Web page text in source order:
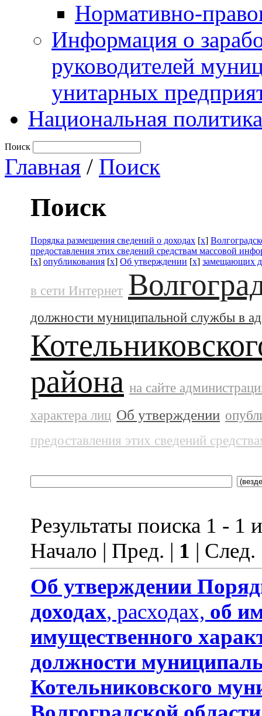
Нормативно-
Информация о
руководителей
унитарных
Национальная политика
Поиск
Главная / Поиск
Поиск
Порядка размещения сведений о доходах [x]
предоставления этих сведений средствам массовой
[x] опубликования [x] Об утверждении [x] замещающих
в сети Интернет
должности муниципальной службы в
района на сайте
характера лиц Об утверждении
предоставления этих сведений
Результаты поиска 1 - 1
Начало | Пред. | 1 |
Об утверждении
доходах, расходах, об
имущественного
должности
Котельниковского